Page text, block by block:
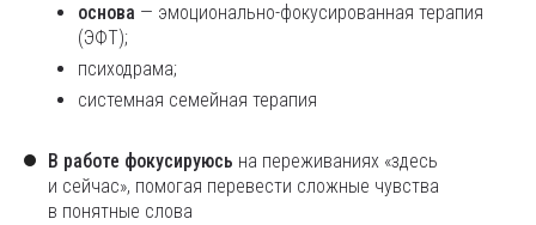
основа — эмоционально-фокусированная терапия
(ЭФТ);
психодрама;
системная семейная терапия
В работе фокусируюсь на переживаниях «здесь
и сейчас», помогая перевести сложные чувства
в понятные слова